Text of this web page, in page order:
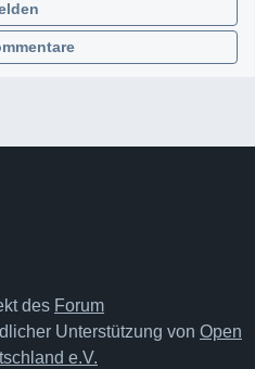
des Forum
Unterstützung von Open
e.V.